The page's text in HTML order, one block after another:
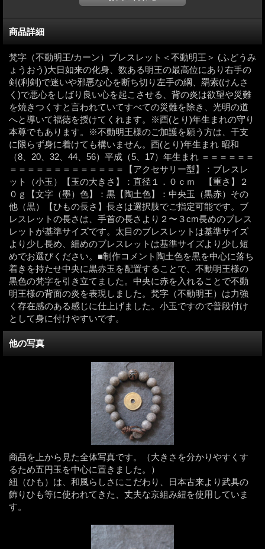
商品詳細
梵字（不動明王/カーン）ブレスレット＜不動明王＞ (ふどうみ
ょうおう)大日如来の化身、数ある明王の最高位にあり右手の
剣(利剣)で迷いや邪悪な心を断ち切り左手の綱、羂索(けんさ
く)で悪心をしばり良い心を起こさせる、背の炎は欲望や災難
を焼きつくすと言われていてすべての災難を除き、光明の道
へと導いて福徳を授けてくれます。※酉(とり)年生まれの守り
本尊でもあります。※不動明王様のご加護を願う方は、干支
に限らず身に着けても構いません。酉(とり)年生まれ 昭和
（8、20、32、44、56）平成（5、17）年生まれ ＝＝＝＝＝＝
＝＝＝＝＝＝＝＝＝＝＝＝＝【アクセサリー型】：ブレスレ
ット（小玉）【玉の大きさ】：直径１．０ｃｍ 【重さ】２
０ｇ【文字（墨）色】：黒【陶土色】：中央玉（黒赤）その
他（黒）【ひもの長さ】長さは選択肢でご指定可能です。ブ
レスレットの長さは、手首の長さより２〜３cm長めのブレス
レットが基準サイズです。太目のブレスレットは基準サイズ
より少し長め、細めのブレスレットは基準サイズより少し短
めでお選びください。■制作コメント陶土色を黒を中心に落ち
着きを持たせ中央に黒赤玉を配置することで、不動明王様の
黒色の梵字を引き立てました。中央に赤を入れることで不動
明王様の背面の炎を表現しました。梵字（不動明王）は力強
く存在感のある感じに仕上げました。小玉ですので普段付け
として身に付けやすいです。
他の写真
商品を上から見た全体写真です。（大きさを分かりやすくす
るため五円玉を中心に置きました。）
紐（ひも）は、和風らしさにこだわり、日本古来より武具の
飾りひも等に使われてきた、丈夫な京組み紐を使用していま
す。